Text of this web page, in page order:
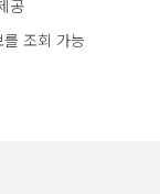
공
조회 가능